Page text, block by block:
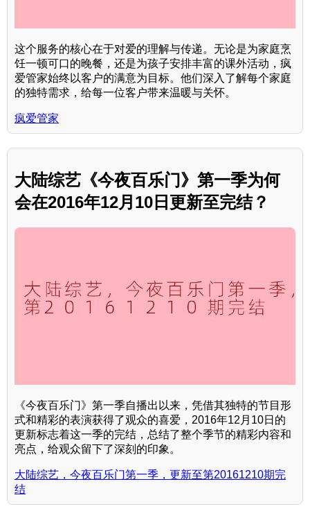
这个服务的核心在于对爱的理解与传递。无论是为家庭烹
饪一顿可口的晚餐，还是为孩子安排丰富的课外活动，疯
爱管家始终以客户的满意为目标。他们深入了解每个家庭
的独特需求，给每一位客户带来温暖与关怀。
疯爱管家
大陆综艺《今夜百乐门》第一季为何
会在2016年12月10日更新至完结？
《今夜百乐门》第一季自播出以来，凭借其独特的节目形
式和精彩的表演获得了观众的喜爱，2016年12月10日的
更新标志着这一季的完结，总结了整个季节的精彩内容和
亮点，给观众留下了深刻的印象。
大陆综艺，今夜百乐门第一季，更新至第20161210期完
结